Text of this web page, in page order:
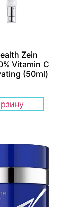
Zein
Vitamin C
(50ml)